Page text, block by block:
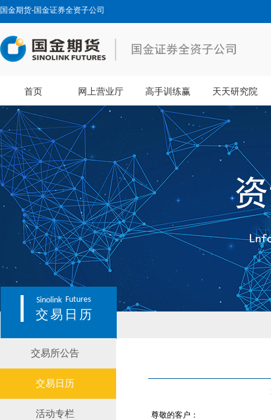
国金期货-国金证券全资子公司
首页 网上营业厅 高手训练赢 天天研究院
Sinolink Futures
交易日历
交易所公告
交易日历
活动专栏 尊敬的客户：